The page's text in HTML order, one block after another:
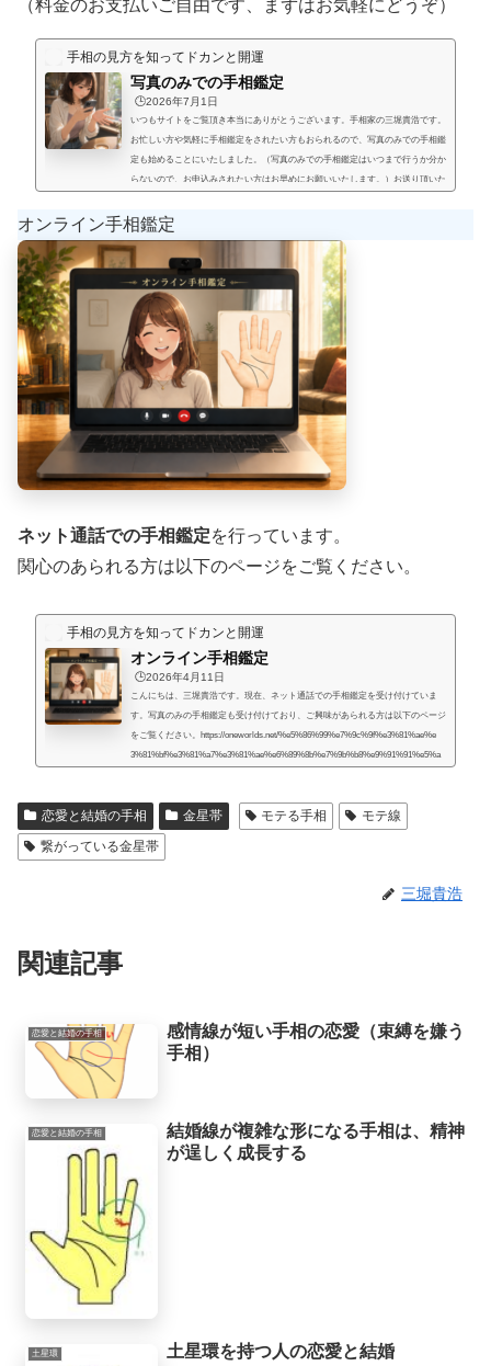
（料金のお支払いご自由です、まずはお気軽にどうぞ）
手相の見方を知ってドカンと開運
写真のみでの手相鑑定
🕒️2026年7月1日
いつもサイトをご覧頂き本当にありがとうございます。手相家の三堀貴浩です。
お忙しい方や気軽に手相鑑定をされたい方もおられるので、写真のみでの手相鑑
定も始めることにいたしました。（写真のみでの手相鑑定はいつまで行うか分か
らないので、お申込みされたい方はお早めにお願いいたします。）お送り頂いた
真のみでの手相鑑定では決まった料金と言うものは無く、お好きな金額を鑑定後
オンライン手相鑑定
ネット通話での手相鑑定を行っています。
関心のあられる方は以下のページをご覧ください。
手相の見方を知ってドカンと開運
オンライン手相鑑定
🕒️2026年4月11日
こんにちは、三堀貴浩です。現在、ネット通話での手相鑑定を受け付けていま
す。写真のみの手相鑑定も受け付けており、ご興味があられる方は以下のページ
をご覧ください。https://oneworlds.net/%e5%86%99%e7%9c%9f%e3%81%ae%e
3%81%bf%e3%81%a7%e3%81%ae%e6%89%8b%e7%9b%b8%e9%91%91%e5%a
識や人生を取り巻く法則を教えてもらったときに、人生で起こることには、想像
していたよりもず...
恋愛と結婚の手相 金星帯 モテる手相
モテ線
繋がっている金星帯
三堀貴浩
関連記事
恋愛と結婚の手相
感情線が短い手相の恋愛（束縛を嫌う
手相）
恋愛と結婚の手相
結婚線が複雑な形になる手相は、精神
が逞しく成長する
土星環 土星環を持つ人の恋愛と結婚